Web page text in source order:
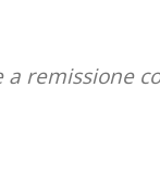
remissione